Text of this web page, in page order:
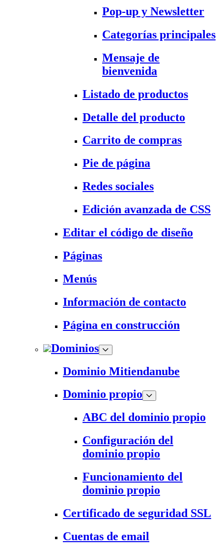
Pop-up y Newsletter
Categorías principales
Mensaje de
bienvenida
Listado de productos
Detalle del producto
Carrito de compras
Pie de página
Redes sociales
Edición avanzada de CSS
Editar el código de diseño
Páginas
Menús
Información de contacto
Página en construcción
Dominios
Dominio Mitiendanube
Dominio propio
ABC del dominio propio
Configuración del
dominio propio
Funcionamiento del
dominio propio
Certificado de seguridad SSL
Cuentas de email